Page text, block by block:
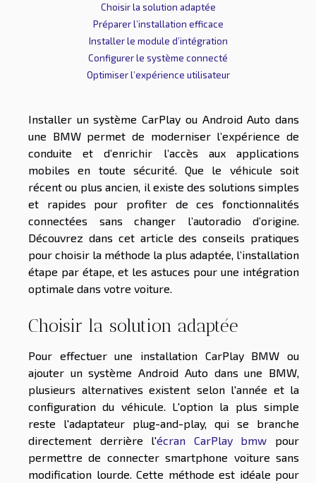
Choisir la solution adaptée
Préparer l’installation efficace
Installer le module d’intégration
Configurer le système connecté
Optimiser l’expérience utilisateur
Installer un système CarPlay ou Android Auto dans
une BMW permet de moderniser l’expérience de
conduite et d’enrichir l’accès aux applications
mobiles en toute sécurité. Que le véhicule soit
récent ou plus ancien, il existe des solutions simples
et rapides pour profiter de ces fonctionnalités
connectées sans changer l’autoradio d’origine.
Découvrez dans cet article des conseils pratiques
pour choisir la méthode la plus adaptée, l’installation
étape par étape, et les astuces pour une intégration
optimale dans votre voiture.
Choisir la solution adaptée
Pour effectuer une installation CarPlay BMW ou
ajouter un système Android Auto dans une BMW,
plusieurs alternatives existent selon l'année et la
configuration du véhicule. L'option la plus simple
reste l'adaptateur plug-and-play, qui se branche
directement derrière l'écran CarPlay bmw pour
permettre de connecter smartphone voiture sans
modification lourde. Cette méthode est idéale pour